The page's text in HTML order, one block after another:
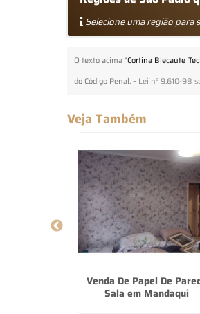
Selecione uma região para
O texto acima "Cortina Blecaute
do Código Penal. – Lei n° 9.610-98
Veja Também
Venda De Papel De
Sala em Mandaqui